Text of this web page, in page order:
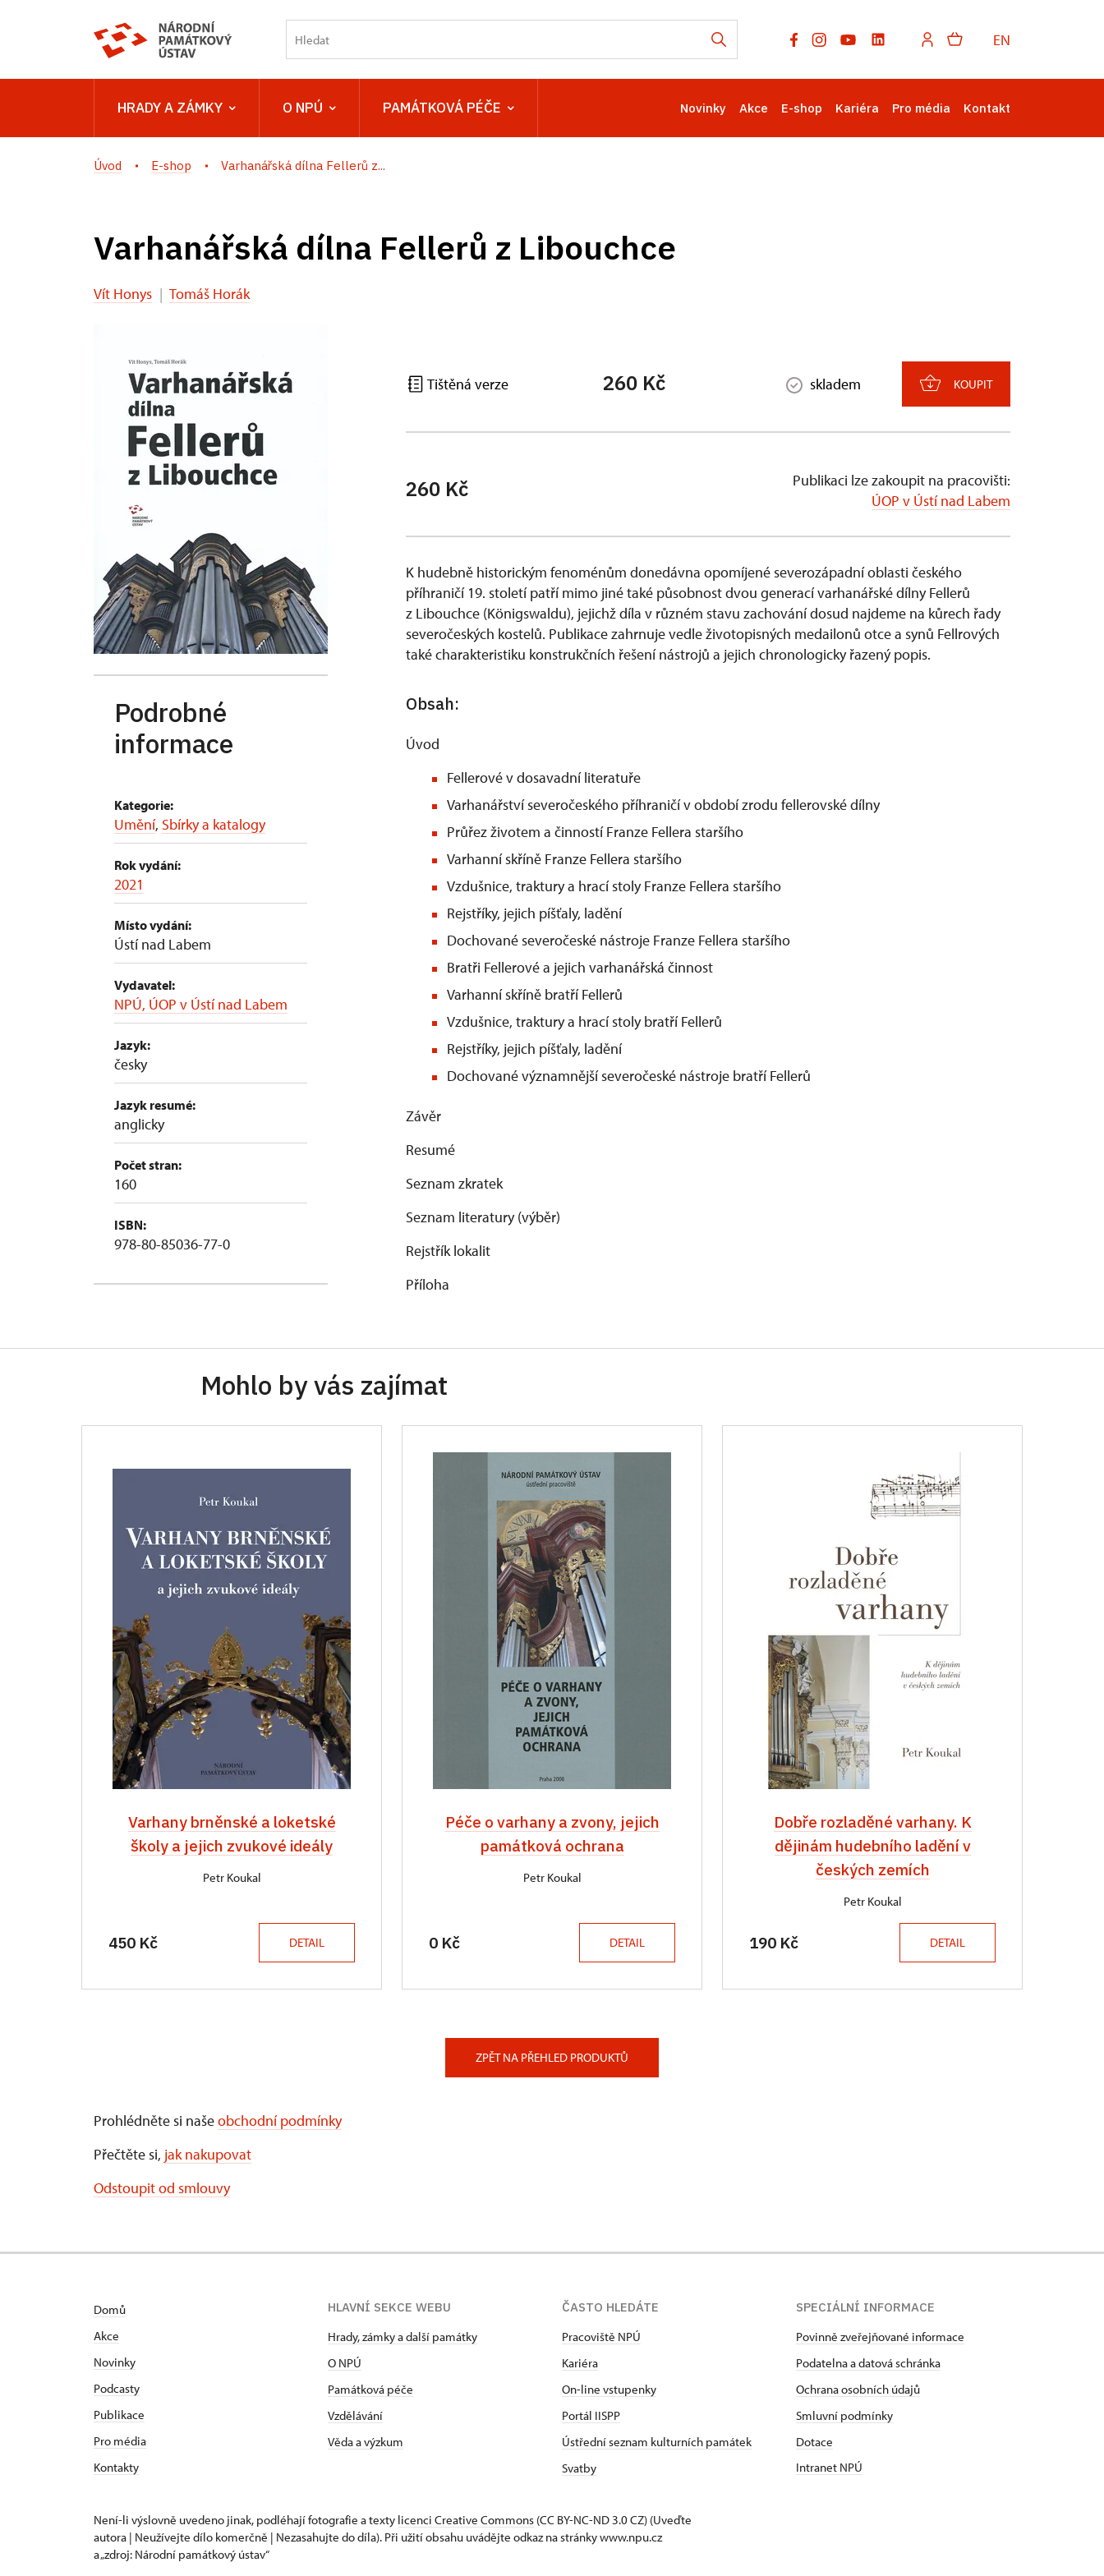
EN
HRADY A ZÁMKY O NPÚ PAMÁTKOVÁ PÉČE Novinky Akce E-shop Kariéra Pro média Kontakt
Úvod E-shop Varhanářská dílna Fellerů z...
Varhanářská dílna Fellerů z Libouchce
Vít Honys | Tomáš Horák
Podrobné
informace
Kategorie:
Umění, Sbírky a katalogy
Rok vydání:
2021
Místo vydání:
Ústí nad Labem
Vydavatel:
NPÚ, ÚOP v Ústí nad Labem
Jazyk:
česky
Jazyk resumé:
anglicky
Počet stran:
160
ISBN:
978-80-85036-77-0
Tištěná verze 260 Kč skladem KOUPIT
260 Kč
Publikaci lze zakoupit na pracovišti:
ÚOP v Ústí nad Labem
K hudebně historickým fenoménům donedávna opomíjené severozápadní oblasti českého
příhraničí 19. století patří mimo jiné také působnost dvou generací varhanářské dílny Fellerů
z Libouchce (Königswaldu), jejichž díla v různém stavu zachování dosud najdeme na kůrech řady
severočeských kostelů. Publikace zahrnuje vedle životopisných medailonů otce a synů Fellrových
také charakteristiku konstrukčních řešení nástrojů a jejich chronologicky řazený popis.
Obsah:
Úvod
Fellerové v dosavadní literatuře
Varhanářství severočeského příhraničí v období zrodu fellerovské dílny
Průřez životem a činností Franze Fellera staršího
Varhanní skříně Franze Fellera staršího
Vzdušnice, traktury a hrací stoly Franze Fellera staršího
Rejstříky, jejich píšťaly, ladění
Dochované severočeské nástroje Franze Fellera staršího
Bratři Fellerové a jejich varhanářská činnost
Varhanní skříně bratří Fellerů
Vzdušnice, traktury a hrací stoly bratří Fellerů
Rejstříky, jejich píšťaly, ladění
Dochované významnější severočeské nástroje bratří Fellerů
Závěr
Resumé
Seznam zkratek
Seznam literatury (výběr)
Rejstřík lokalit
Příloha
Mohlo by vás zajímat
Varhany brněnské a loketské
školy a jejich zvukové ideály
Petr Koukal
450 Kč DETAIL
Péče o varhany a zvony, jejich
památková ochrana
Petr Koukal
0 Kč DETAIL
Dobře rozladěné varhany. K
dějinám hudebního ladění v
českých zemích
Petr Koukal
190 Kč DETAIL
ZPĚT NA PŘEHLED PRODUKTŮ
Prohlédněte si našeobchodní podmínky
Přečtěte si, jak nakupovat
Odstoupit od smlouvy
Domů
Akce
Novinky
Podcasty
Publikace
Pro média
Kontakty
HLAVNÍ SEKCE WEBU
Hrady, zámky a další památky
O NPÚ
Památková péče
Vzdělávání
Věda a výzkum
ČASTO HLEDÁTE
Pracoviště NPÚ
Kariéra
On-line vstupenky
Portál IISPP
Ústřední seznam kulturních památek
Svatby
SPECIÁLNÍ INFORMACE
Povinně zveřejňované informace
Podatelna a datová schránka
Ochrana osobních údajů
Smluvní podmínky
Dotace
Intranet NPÚ
Není-li výslovně uvedeno jinak, podléhají fotografie a texty licenci Creative Commons (CC BY-NC-ND 3.0 CZ) (Uveďte
autora | Neužívejte dílo komerčně | Nezasahujte do díla). Při užití obsahu uvádějte odkaz na stránky www.npu.cz
a „zdroj: Národní památkový ústav“